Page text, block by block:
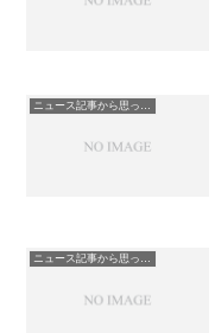
ニュース記事から思ったこと
ニュース記事から思ったこと